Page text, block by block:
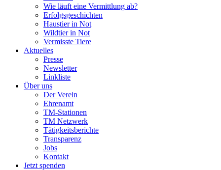
Wie läuft eine Vermittlung ab?
Erfolgsgeschichten
Haustier in Not
Wildtier in Not
Vermisste Tiere
Aktuelles
Presse
Newsletter
Linkliste
Über uns
Der Verein
Ehrenamt
TM-Stationen
TM Netzwerk
Tätigkeitsberichte
Transparenz
Jobs
Kontakt
Jetzt spenden